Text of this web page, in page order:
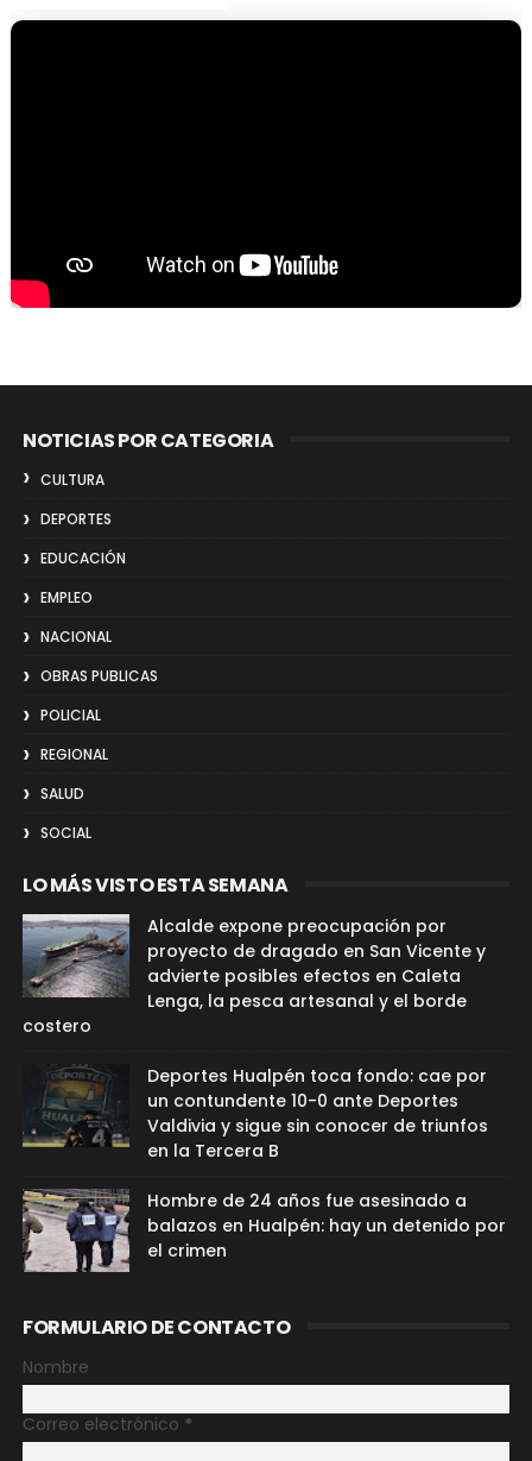
NOTICIAS POR CATEGORIA
CULTURA
DEPORTES
EDUCACIÓN
EMPLEO
NACIONAL
OBRAS PUBLICAS
POLICIAL
REGIONAL
SALUD
SOCIAL
LO MÁS VISTO ESTA SEMANA
Alcalde expone preocupación por
proyecto de dragado en San Vicente y
advierte posibles efectos en Caleta
Lenga, la pesca artesanal y el borde
costero
Deportes Hualpén toca fondo: cae por
un contundente 10-0 ante Deportes
Valdivia y sigue sin conocer de triunfos
en la Tercera B
Hombre de 24 años fue asesinado a
balazos en Hualpén: hay un detenido por
el crimen
FORMULARIO DE CONTACTO
Nombre
Correo electrónico *